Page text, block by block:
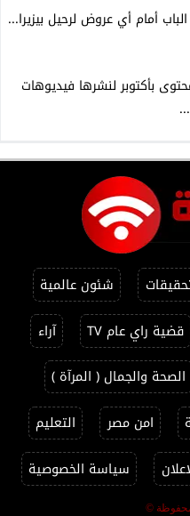
أمام أي عروض لرحيل بيزيرا...
بأكتوبر لنشرها فيديوهات
شئون عالمية
قضية راي عام TV
آراء
الصحة والجمال ( المرآة )
امن مصر
التعليم
سياسة الخصوصية
©